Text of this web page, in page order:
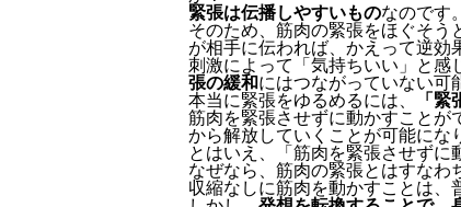
緊張は伝播しやすいものなのです。
そのため、筋肉の緊張をほぐそ
が相手に伝われば、かえって逆効
刺激によって「気持ちいい」と感
張の緩和にはつながっていない可
本当に緊張をゆるめるには、
「緊
筋肉を緊張させずに動かすことが
から解放していくことが可能にな
とはいえ、「筋肉を緊張させずに
なぜなら、筋肉の緊張とはすなわ
収縮なしに筋肉を動かすことは、